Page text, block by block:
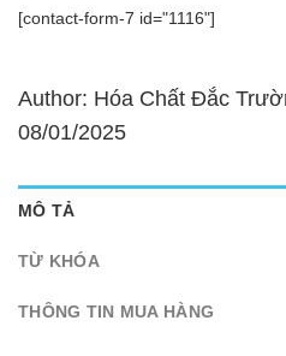
[contact-form-7 id="1116"]
Author: Hóa Chất Đắc
08/01/2025
MÔ TẢ
TỪ KHÓA
THÔNG TIN MUA HÀNG